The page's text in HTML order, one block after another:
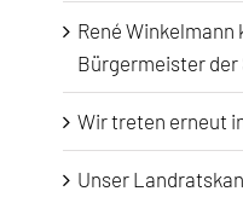
René Winkelmann
Bürgermeister der
Wir treten erneut
Unser